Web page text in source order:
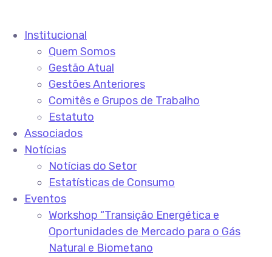
Institucional
Quem Somos
Gestão Atual
Gestões Anteriores
Comitês e Grupos de Trabalho
Estatuto
Associados
Notícias
Notícias do Setor
Estatísticas de Consumo
Eventos
Workshop “Transição Energética e
Oportunidades de Mercado para o Gás
Natural e Biometano